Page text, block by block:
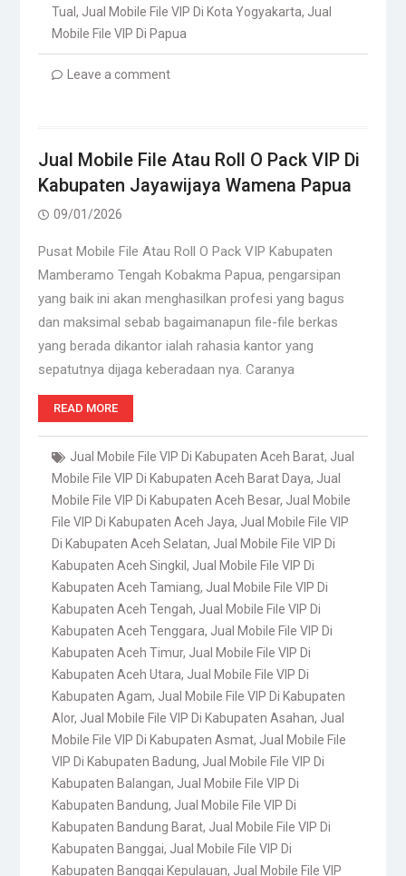
Tual , Jual Mobile File VIP Di Kota Yogyakarta, Jual
Mobile File VIP Di Papua
Leave a comment
Jual Mobile File Atau Roll O Pack VIP Di
Kabupaten Jayawijaya Wamena Papua
09/01/2026
Pusat Mobile File Atau Roll O Pack VIP Kabupaten
Mamberamo Tengah Kobakma Papua, pengarsipan
yang baik ini akan menghasilkan profesi yang bagus
dan maksimal sebab bagaimanapun file-file berkas
yang berada dikantor ialah rahasia kantor yang
sepatutnya dijaga keberadaan nya. Caranya
READ MORE
Jual Mobile File VIP Di Kabupaten Aceh Barat, Jual
Mobile File VIP Di Kabupaten Aceh Barat Daya, Jual
Mobile File VIP Di Kabupaten Aceh Besar, Jual Mobile
File VIP Di Kabupaten Aceh Jaya, Jual Mobile File VIP
Di Kabupaten Aceh Selatan, Jual Mobile File VIP Di
Kabupaten Aceh Singkil , Jual Mobile File VIP Di
Kabupaten Aceh Tamiang, Jual Mobile File VIP Di
Kabupaten Aceh Tengah, Jual Mobile File VIP Di
Kabupaten Aceh Tenggara, Jual Mobile File VIP Di
Kabupaten Aceh Timur, Jual Mobile File VIP Di
Kabupaten Aceh Utara, Jual Mobile File VIP Di
Kabupaten Agam, Jual Mobile File VIP Di Kabupaten
Alor, Jual Mobile File VIP Di Kabupaten Asahan, Jual
Mobile File VIP Di Kabupaten Asmat, Jual Mobile File
VIP Di Kabupaten Badung, Jual Mobile File VIP Di
Kabupaten Balangan, Jual Mobile File VIP Di
Kabupaten Bandung, Jual Mobile File VIP Di
Kabupaten Bandung Barat, Jual Mobile File VIP Di
Kabupaten Banggai, Jual Mobile File VIP Di
Kabupaten Banggai Kepulauan, Jual Mobile File VIP